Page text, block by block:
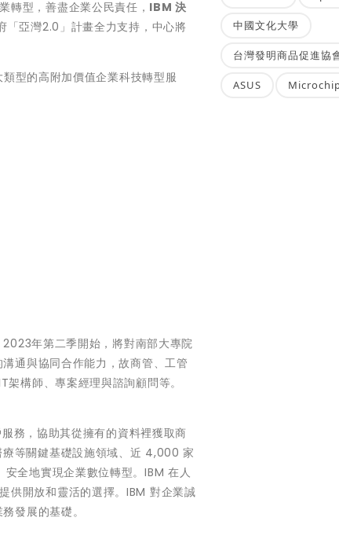
轉型，善盡企業公民責任， IBM 決
「亞灣2.0」計畫全力支持，中心將
型的高附加價值企業科技轉型服
年第二季開始，將對南部大專院
通與協同合作能力，故商管、工管
構師、專案經理與諮詢顧問等。
務，協助其從擁有的資料裡獲取商
等關鍵基礎設施領域、近 4,000 家
全地實現企業數位轉型。IBM 在人
供開放和靈活的選擇。IBM 對企業誠
發展的基礎。
中國文化大學
台灣發明商品促進協
ASUS